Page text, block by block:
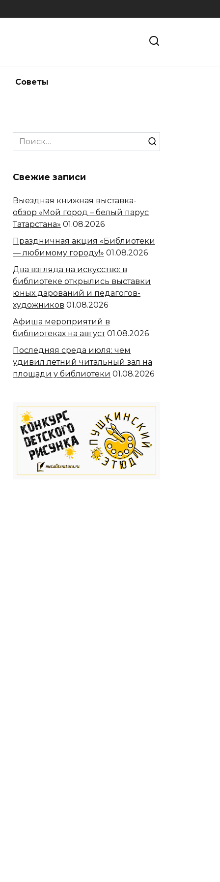
Советы
Search
for:
Свежие записи
Выездная книжная выставка-
обзор «Мой город – белый парус
Татарстана» 01.08.2026
Праздничная акция «Библиотеки
— любимому городу!» 01.08.2026
Два взгляда на искусство: в
библиотеке открылись выставки
юных дарований и педагогов-
художников 01.08.2026
Афиша мероприятий в
библиотеках на август 01.08.2026
Последняя среда июля: чем
удивил летний читальный зал на
площади у библиотеки 01.08.2026